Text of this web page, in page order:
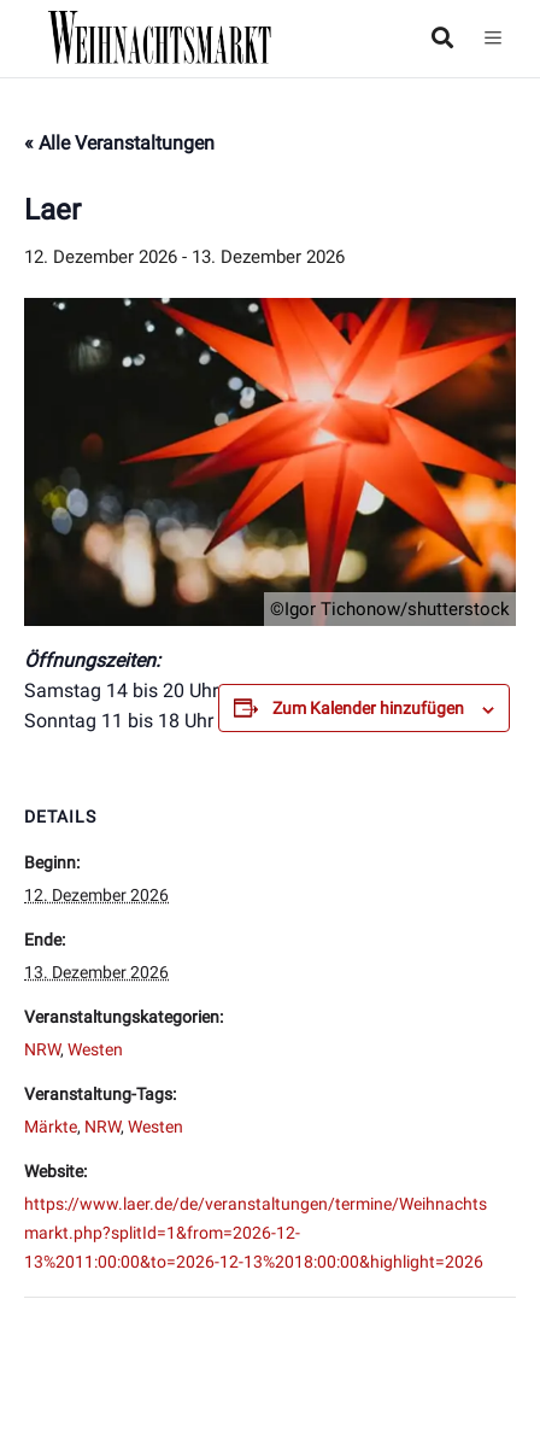
« Alle Veranstaltungen
Laer
12. Dezember 2026 - 13. Dezember 2026
©Igor Tichonow/shutterstock
Öffnungszeiten:
Samstag 14 bis 20 Uhr
Sonntag 11 bis 18 Uhr
Zum Kalender hinzufügen
DETAILS
Beginn:
12. Dezember 2026
Ende:
13. Dezember 2026
Veranstaltungskategorien:
NRW, Westen
Veranstaltung-Tags:
Märkte, NRW, Westen
Website:
https://www.laer.de/de/veranstaltungen/termine/Weihnachts
markt.php?splitId=1&from=2026-12-
13%2011:00:00&to=2026-12-13%2018:00:00&highlight=2026